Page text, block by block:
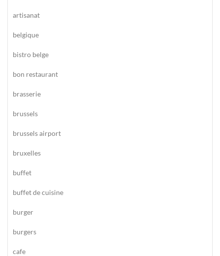
artisanat
belgique
bistro belge
bon restaurant
brasserie
brussels
brussels airport
bruxelles
buffet
buffet de cuisine
burger
burgers
cafe